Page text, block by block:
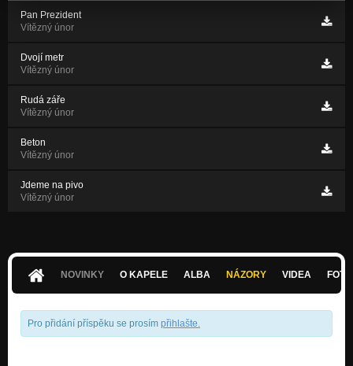
Pan Prezident
Vítězný únor
Dvojí metr
Vítězný únor
Rudá záře
Vítězný únor
Beton
Vítězný únor
Jdeme na pivo
Vítězný únor
NOVINKY O KAPELE ALBA NÁZORY VIDEA
Pro přidání příspěku se prosím přihlašte